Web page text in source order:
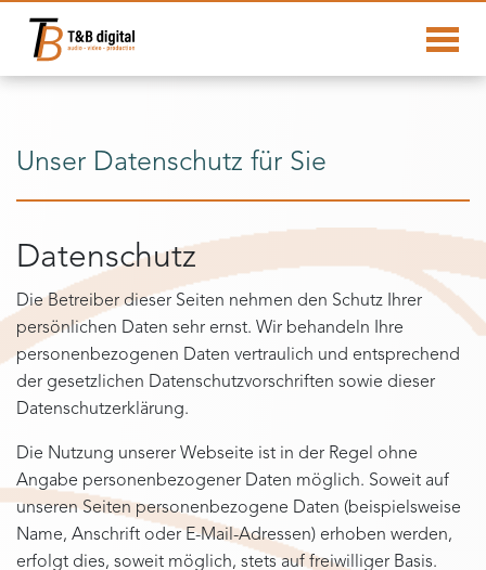
Unser Datenschutz für Sie
Datenschutz
Die Betreiber dieser Seiten nehmen den Schutz Ihrer
persönlichen Daten sehr ernst. Wir behandeln Ihre
personenbezogenen Daten vertraulich und entsprechend
der gesetzlichen Datenschutzvorschriften sowie dieser
Datenschutzerklärung.
Die Nutzung unserer Webseite ist in der Regel ohne
Angabe personenbezogener Daten möglich. Soweit auf
unseren Seiten personenbezogene Daten (beispielsweise
Name, Anschrift oder E-Mail-Adressen) erhoben werden,
erfolgt dies, soweit möglich, stets auf freiwilliger Basis.